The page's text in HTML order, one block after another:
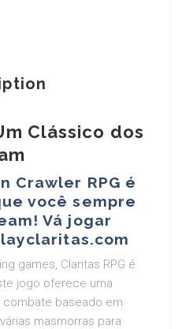
Clássico dos
Crawler RPG é
você sempre
Vá jogar
games, Claritas RPG é
jogo oferece uma
combate baseado em
masmorras para